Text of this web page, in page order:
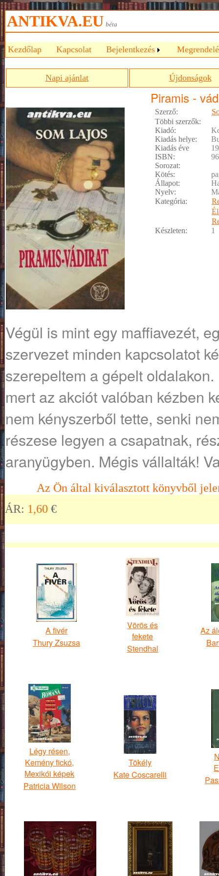
ANTIKVA.EU béta
Kezdőlap Kapcsolat Bejelentkezés
Napi ajánlat Újdonságok
Piramis -
Szerző:
Többi szerzők:
Kiadó:
Kiadás helye:
Kiadás éve
ISBN:
Sorozat:
Kötés:
Állapot:
Nyelv:
Kategória:
Készleten:
1
Végül is mint egy maffiavezét,
szervezet minden kapcsolatot
szerepeltem a gépelt
mert az akciót valóban kézben
nem kényszerből tette, senki
részese legyen a csapatnak,
aranyügyben. Mégis vállalták!
Az Ön által kiválasztott könyvből
ÁR: 1,60 €
A fivér
Thury Zsuzsa
Vörös és
fekete
Stendhal
Az
Légy résen,
Kemény fickó,
Mexikói képek
Patricia Wilson
Tökély
Kate Coscarelli